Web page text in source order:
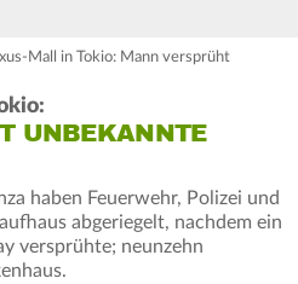
Mall in Tokio: Mann versprüht
UNBEKANNTE
haben Feuerwehr, Polizei und
abgeriegelt, nachdem ein
versprühte; neunzehn